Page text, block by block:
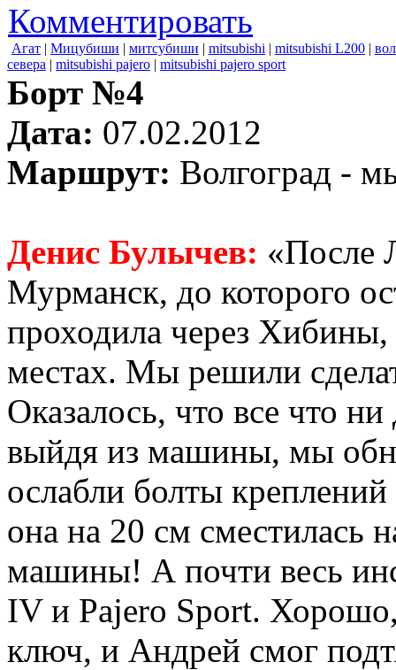
Комментировать
Агат | Мицубиши | митсубиши | mitsubishi | mitsubishi L200 |
севера | mitsubishi pajero | mitsubishi pajero sport
Борт №4
Дата: 07.02.2012
Маршрут: Волгоград -
Денис Булычев: «После
Мурманск, до которого
проходила через
местах. Мы решили
Оказалось, что все что
выйдя из машины, мы
ослабли болты
она на 20 см сместилась
машины! А почти весь
IV и Pajero Sport. Хорошо,
ключ, и Андрей смог